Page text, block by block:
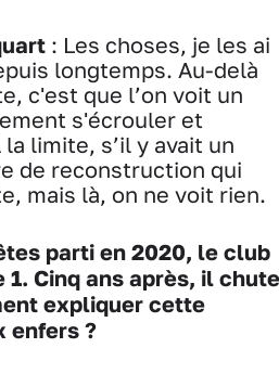
: Les choses, je les ai
longtemps. Au-delà
c'est que l’on voit un
s'écrouler et
limite, s’il y avait un
de reconstruction qui
mais là, on ne voit rien.
parti en 2020, le club
1. Cinq ans après, il chute
expliquer cette
enfers ?